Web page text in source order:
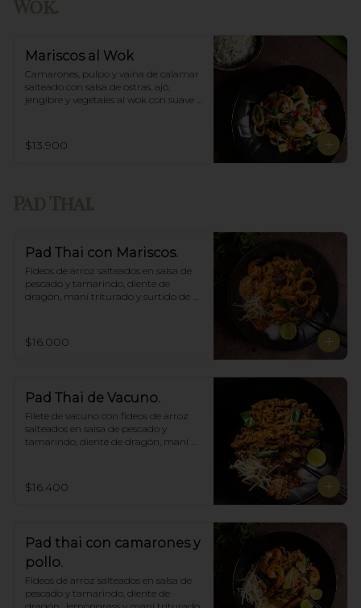
Mariscos al Wok
Camarones, pulpo y vaina de calamar
salteado con salsa de ostras, ajó,
jengibre y vegetales al wok con suave
$13.900
Pad Thai con Mariscos.
Fideos de arroz salteados en salsa de
pescado y tamarindo, diente de
dragón, maní triturado y surtido de
$16.000
Pad Thai de Vacuno.
Filete de vacuno con fideos de arroz
salteados en salsa de pescado y
tamarindo, diente de dragón, maní
$16.400
Pad thai con camarones y
pollo.
Fideos de arroz salteados en salsa de
pescado y tamarindo, diente de